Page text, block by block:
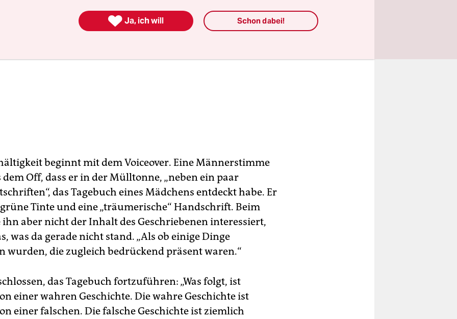
beginnt mit dem Voiceover. Eine Männerstimme
Off, dass er in der Mülltonne, „neben ein paar
das Tagebuch eines Mädchens entdeckt habe. Er
Tinte und eine „träumerische“ Handschrift. Beim
ihn aber nicht der Inhalt des Geschriebenen interessiert,
was da gerade nicht stand. „Als ob einige Dinge
wurden, die zugleich bedrückend präsent waren.“
das Tagebuch fortzuführen: „Was folgt, ist
einer wahren Geschichte. Die wahre Geschichte ist
einer falschen. Die falsche Geschichte ist ziemlich
 Ja, ich will Schon dabei!